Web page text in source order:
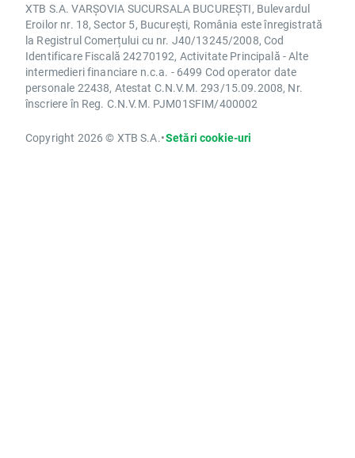
XTB S.A. VARȘOVIA SUCURSALA BUCUREȘTI, Bulevardul
Eroilor nr. 18, Sector 5, București, România este înregistrată
la Registrul Comerțului cu nr. J40/13245/2008, Cod
Identificare Fiscală 24270192, Activitate Principală - Alte
intermedieri financiare n.c.a. - 6499 Cod operator date
personale 22438, Atestat C.N.V.M. 293/15.09.2008, Nr.
înscriere în Reg. C.N.V.M. PJM01SFIM/400002
Copyright 2026 © XTB S.A.•Setări cookie-uri